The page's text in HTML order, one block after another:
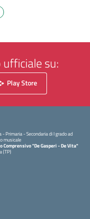
su:
Play Store
- Primaria - Secondaria di I grado ad
musicale
"De Gasperi - De Vita"
(TP)